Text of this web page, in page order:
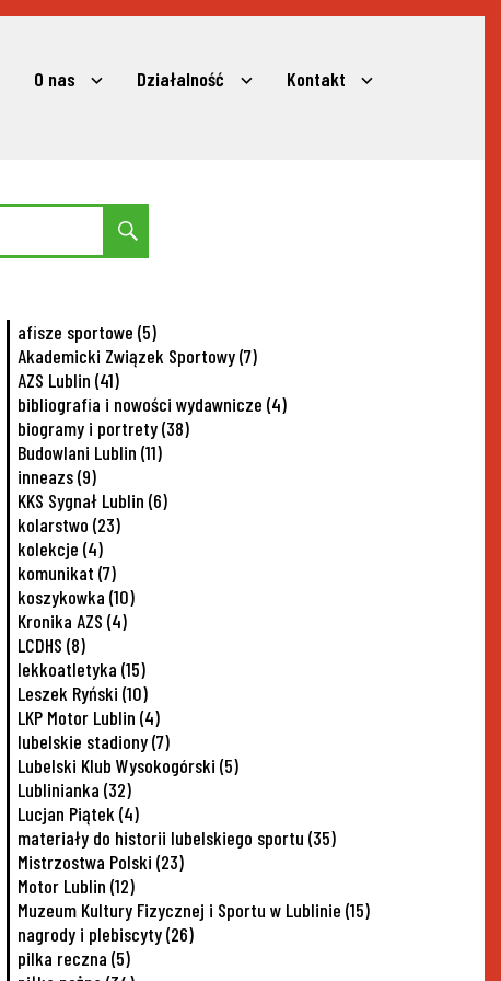
O nas
expandDziałalność
expandKontakt
expand
afisze sportowe (5)
Akademicki Związek Sportowy(7)
AZS Lublin (41)
bibliografia i nowości wydawnicze (4)
biogramy i portrety(38)
Budowlani Lublin (11)
inneazs(9)
KKS Sygnał Lublin (6)
kolarstwo (23)
kolekcje (4)
komunikat (7)
koszykowka (10)
Kronika AZS (4)
LCDHS (8)
lekkoatletyka (15)
Leszek Ryński (10)
LKP Motor Lublin (4)
lubelskie stadiony(7)
Lubelski Klub Wysokogórski (5)
Lublinianka (32)
Lucjan Piątek (4)
materiały do historii lubelskiego sportu (35)
Mistrzostwa Polski (23)
Motor Lublin (12)
Muzeum Kultury Fizycznej i Sportu w Lublinie (15)
nagrody i plebiscyty(26)
pilka reczna (5)